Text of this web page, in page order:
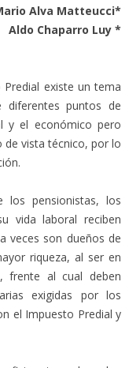
Alva Matteucci*
Aldo Chaparro Luy *
existe un tema
diferentes puntos de
y el económico pero
de vista técnico, por lo
los pensionistas, los
vida laboral reciben
veces son dueños de
riqueza, al ser en
frente al cual deben
exigidas por los
el Impuesto Predial y